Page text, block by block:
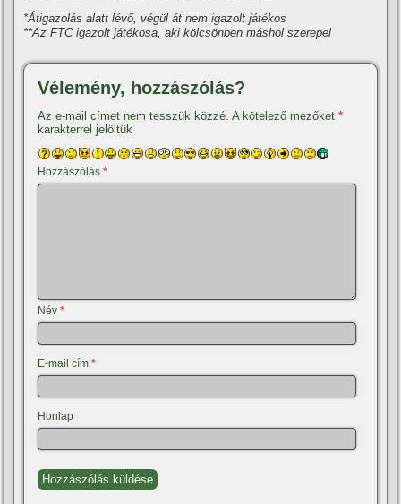
*Átigazolás alatt lévő, végül át nem igazolt játékos
**Az FTC igazolt játékosa, aki kölcsönben máshol szerepel
Vélemény, hozzászólás?
Az e-mail címet nem tesszük közzé. A kötelező mezőket*
karakterrel jelöltük
Hozzászólás*
Név*
E-mail cím*
Honlap